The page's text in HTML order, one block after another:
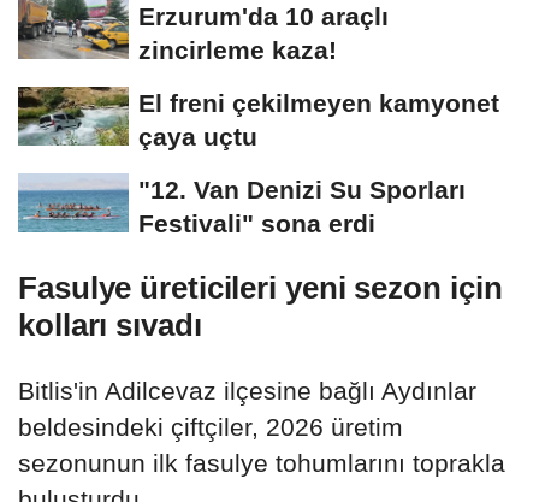
Erzurum'da 10 araçlı
zincirleme kaza!
El freni çekilmeyen kamyonet
çaya uçtu
"12. Van Denizi Su Sporları
Festivali" sona erdi
Fasulye üreticileri yeni sezon için
kolları sıvadı
Bitlis'in Adilcevaz ilçesine bağlı Aydınlar
beldesindeki çiftçiler, 2026 üretim
sezonunun ilk fasulye tohumlarını toprakla